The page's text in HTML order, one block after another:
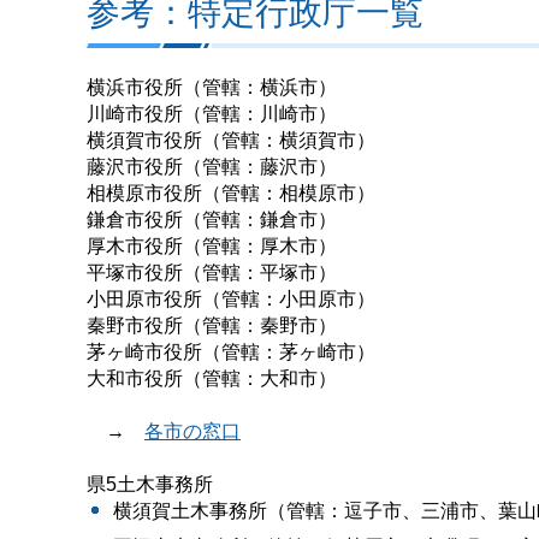
参考：特定行政庁一覧
横浜市役所（管轄：横浜市）
川崎市役所（管轄：川崎市）
横須賀市役所（管轄：横須賀市）
藤沢市役所（管轄：藤沢市）
相模原市役所（管轄：相模原市）
鎌倉市役所（管轄：鎌倉市）
厚木市役所（管轄：厚木市）
平塚市役所（管轄：平塚市）
小田原市役所（管轄：小田原市）
秦野市役所（管轄：秦野市）
茅ヶ崎市役所（管轄：茅ヶ崎市）
大和市役所（管轄：大和市）
→ 各市の窓口
県5土木事務所
横須賀土木事務所（管轄：逗子市、三浦市、葉